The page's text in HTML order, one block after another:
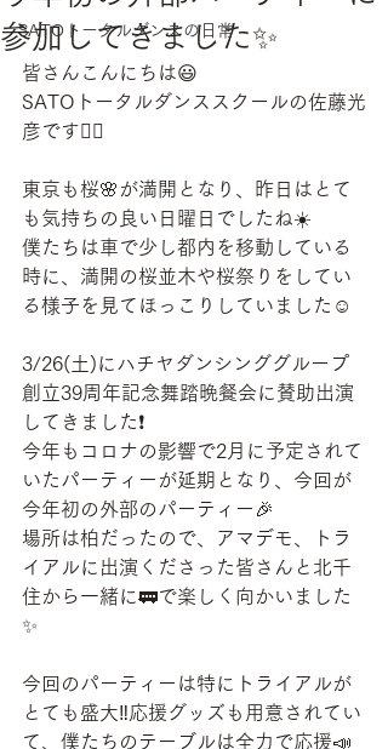
SATOトータルダンスの日常
参加してきました✨
皆さんこんにちは😃
SATOトータルダンススクールの佐藤光
彦です🙋‍♂️
東京も桜🌸が満開となり、昨日はとて
も気持ちの良い日曜日でしたね☀️
僕たちは車で少し都内を移動している
時に、満開の桜並木や桜祭りをしてい
る様子を見てほっこりしていました☺️
3/26(土)にハチヤダンシンググループ
創立39周年記念舞踏晩餐会に賛助出演
してきました❗️
今年もコロナの影響で2月に予定されて
いたパーティーが延期となり、今回が
今年初の外部のパーティー🎉
場所は柏だったので、アマデモ、トラ
イアルに出演くださった皆さんと北千
住から一緒に🚃で楽しく向かいました
✨
今回のパーティーは特にトライアルが
とても盛大‼️応援グッズも用意されてい
て、僕たちのテーブルは全力で応援📣